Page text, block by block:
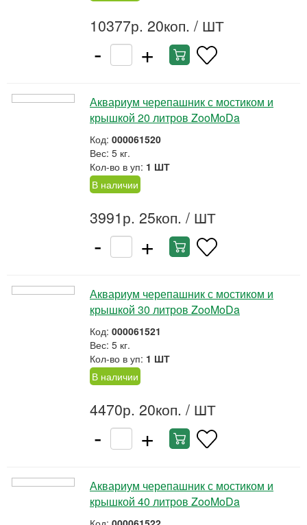
10377р. 20коп. / ШТ
- +
Аквариум черепашник с мостиком и
крышкой 20 литров ZooMoDa
Код: 000061520
Вес: 5 кг.
Кол-во в уп: 1 ШТ
В наличии
3991р. 25коп. / ШТ
- +
Аквариум черепашник с мостиком и
крышкой 30 литров ZooMoDa
Код: 000061521
Вес: 5 кг.
Кол-во в уп: 1 ШТ
В наличии
4470р. 20коп. / ШТ
- +
Аквариум черепашник с мостиком и
крышкой 40 литров ZooMoDa